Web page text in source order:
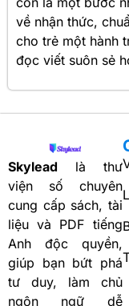
về nhận thức,
cho trẻ một hành
đọc viết suôn sẻ
Skylead là thư
viện số chuyên
cung cấp sách, tài
liệu và PDF tiếng
Anh độc quyền,
giúp bạn bứt phá
tư duy, làm chủ
ngôn ngữ dễ